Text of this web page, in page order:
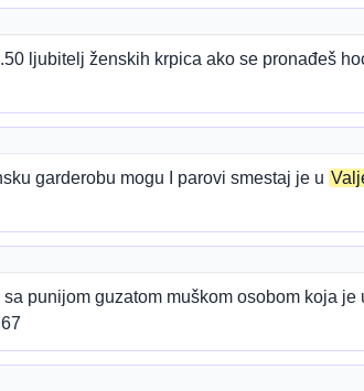
ljubitelj ženskih krpica ako se pronađeš
garderobu mogu I parovi smestaj je u
punijom guzatom muškom osobom koja